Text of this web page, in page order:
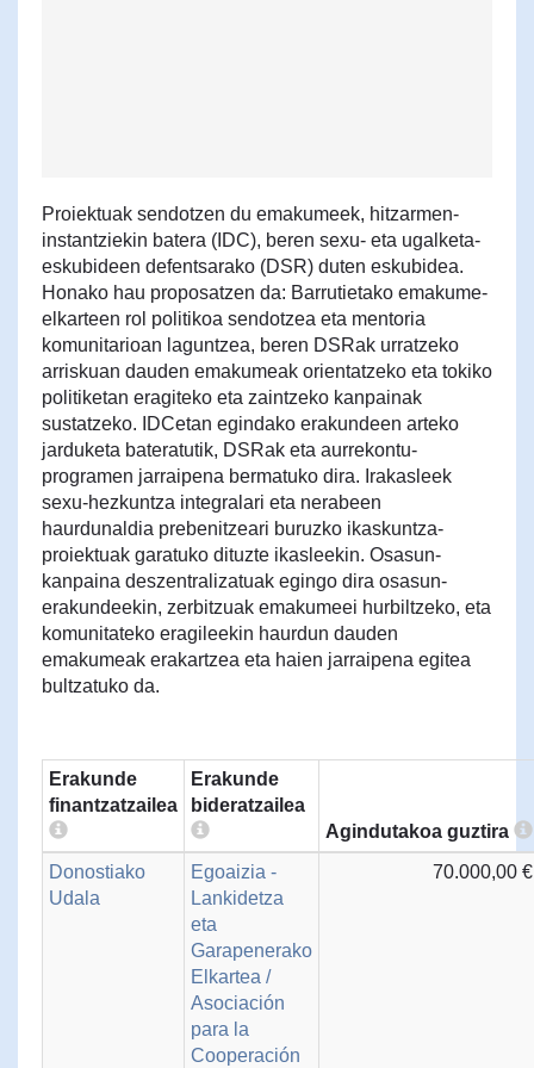
Proiektuak sendotzen du emakumeek, hitzarmen-
instantziekin batera (IDC), beren sexu- eta ugalketa-
eskubideen defentsarako (DSR) duten eskubidea.
Honako hau proposatzen da: Barrutietako emakume-
elkarteen rol politikoa sendotzea eta mentoria
komunitarioan laguntzea, beren DSRak urratzeko
arriskuan dauden emakumeak orientatzeko eta tokiko
politiketan eragiteko eta zaintzeko kanpainak
sustatzeko. IDCetan egindako erakundeen arteko
jarduketa bateratutik, DSRak eta aurrekontu-
programen jarraipena bermatuko dira. Irakasleek
sexu-hezkuntza integralari eta nerabeen
haurdunaldia prebenitzeari buruzko ikaskuntza-
proiektuak garatuko dituzte ikasleekin. Osasun-
kanpaina deszentralizatuak egingo dira osasun-
erakundeekin, zerbitzuak emakumeei hurbiltzeko, eta
komunitateko eragileekin haurdun dauden
emakumeak erakartzea eta haien jarraipena egitea
bultzatuko da.
Erakunde
finantzatzailea
Erakunde
bideratzailea
Agindutakoa guztira
Donostiako
Udala
Egoaizia -
Lankidetza
eta
Garapenerako
Elkartea /
Asociación
para la
Cooperación
70.000,00 €